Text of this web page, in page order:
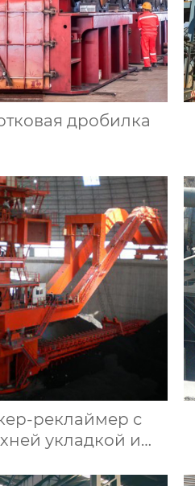
дробилка
реклаймер с
укладкой и